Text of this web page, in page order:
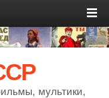
мультики,